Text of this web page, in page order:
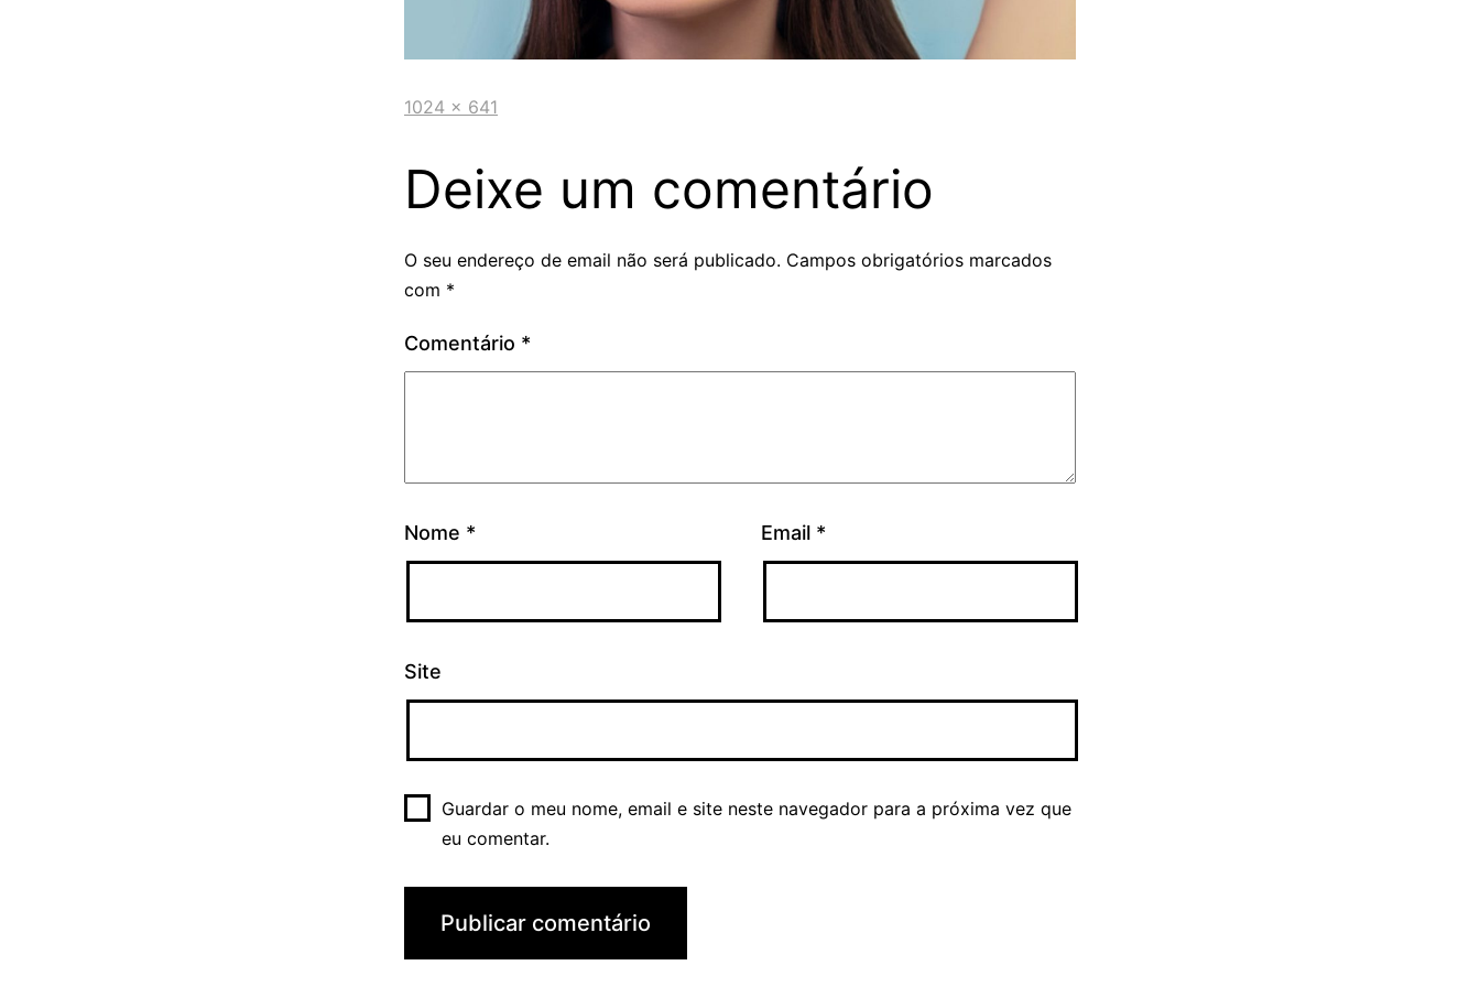
1024 × 641
Deixe um comentário
O seu endereço de email não será publicado. Campos obrigatórios marcados
com *
Comentário *
Nome * Email *
Site
Guardar o meu nome, email e site neste navegador para a próxima vez que
eu comentar.